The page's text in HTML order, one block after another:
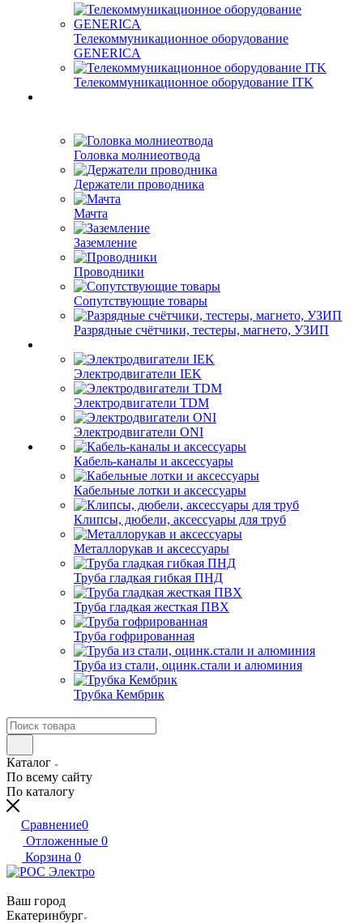
Телекоммуникационное оборудование
GENERICA
Телекоммуникационное оборудование ITK
Головка молниеотвода
Держатели проводника
Мачта
Заземление
Проводники
Сопутствующие товары
Разрядные счётчики, тестеры, магнето, УЗИП
Электродвигатели IEK
Электродвигатели TDM
Электродвигатели ONI
Кабель-каналы и аксессуары
Кабельные лотки и аксессуары
Клипсы, дюбели, аксессуары для труб
Металлорукав и аксессуары
Труба гладкая гибкая ПНД
Труба гладкая жесткая ПВХ
Труба гофрированная
Труба из стали, оцинк.стали и алюминия
Трубка Кембрик
Каталог
По всему сайту
По каталогу
Сравнение0
Отложенные 0
Корзина 0
Ваш город
Екатеринбург